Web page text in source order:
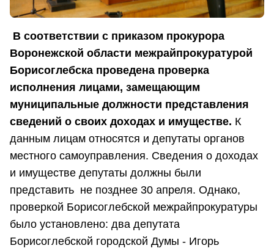
В соответствии с приказом прокурора
Воронежской области межрайпрокуратурой
Борисоглебска проведена проверка
исполнения лицами, замещающим
муниципальные должности представления
сведений о своих доходах и имуществе. К
данным лицам относятся и депутаты органов
местного самоуправления. Сведения о доходах
и имуществе депутаты должны были
представить не позднее 30 апреля. Однако,
проверкой Борисоглебской межрайпрокуратуры
было установлено: два депутата
Борисоглебской городской Думы - Игорь